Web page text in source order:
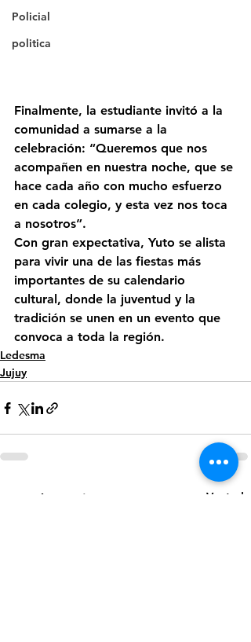
Policial
politica
Finalmente, la estudiante invitó a la
comunidad a sumarse a la
celebración: “Queremos que nos
acompañen en nuestra noche, que se
hace cada año con mucho esfuerzo
en cada colegio, y esta vez nos toca
a nosotros”.
Con gran expectativa, Yuto se alista
para vivir una de las fiestas más
importantes de su calendario
cultural, donde la juventud y la
tradición se unen en un evento que
convoca a toda la región.
Ledesma
Jujuy
Entradas recientes Ver todo